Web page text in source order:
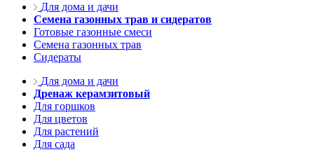
Для дома и дачи
Семена газонных трав и сидератов
Готовые газонные смеси
Семена газонных трав
Сидераты
Для дома и дачи
Дренаж керамзитовый
Для горшков
Для цветов
Для растений
Для сада